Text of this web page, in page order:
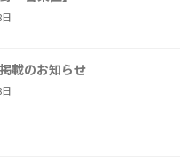
載のお知らせ